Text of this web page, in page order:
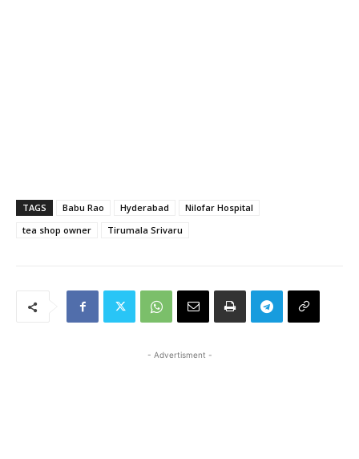
TAGS Babu Rao Hyderabad
Nilofar Hospital
tea shop owner
Tirumala Srivaru
- Advertisment -